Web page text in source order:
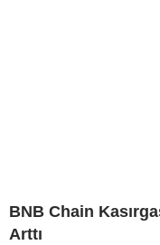
BNB Chain
Arttı